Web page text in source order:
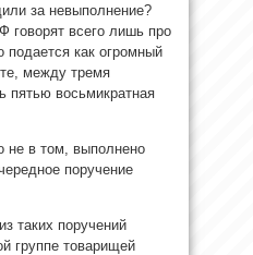
за невыполнение?
всего лишь про
как огромный
между тремя
пятью восьмикратная
не в том, выполнено
поручение
таких поручений
группе товарищей